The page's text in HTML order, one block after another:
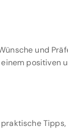
und
positiven